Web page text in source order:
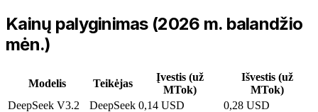
Kainų palyginimas (2026 m. balandžio
mėn.)
Modelis Teikėjas
Įvestis (už
MTok)
Išvestis (už
MTok)
DeepSeek V3.2
DeepSeek 0,14 USD
0,28 USD